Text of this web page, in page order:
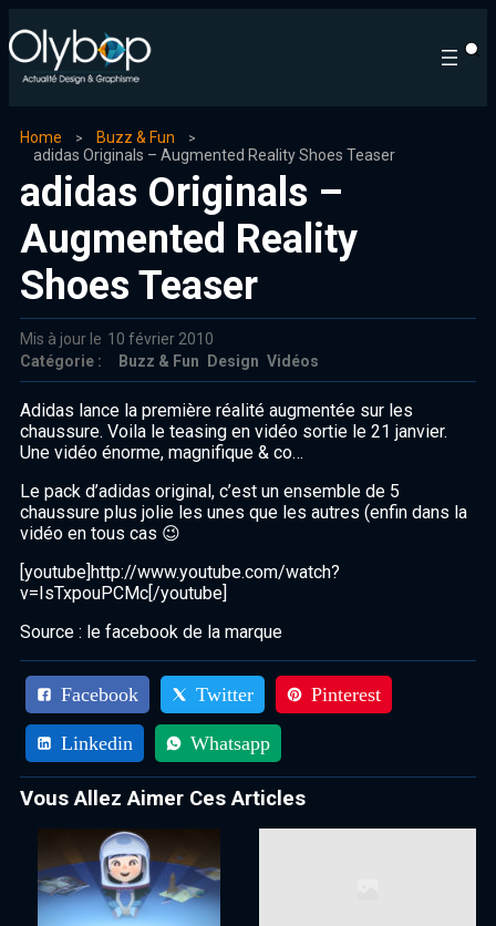
Home
Buzz & Fun
adidas Originals – Augmented Reality Shoes Teaser
adidas Originals –
Augmented Reality
Shoes Teaser
Mis à jour le 10 février 2010
Catégorie :
Buzz & Fun Design Vidéos
Adidas lance la première réalité augmentée sur les
chaussure. Voila le teasing en vidéo sortie le 21 janvier.
Une vidéo énorme, magnifique & co…
Le pack d’adidas original, c’est un ensemble de 5
chaussure plus jolie les unes que les autres (enfin dans la
vidéo en tous cas 😉
[youtube]http://www.youtube.com/watch?
v=IsTxpouPCMc[/youtube]
Source : le facebook de la marque
Facebook Twitter Pinterest
Linkedin Whatsapp
Vous Allez Aimer Ces Articles